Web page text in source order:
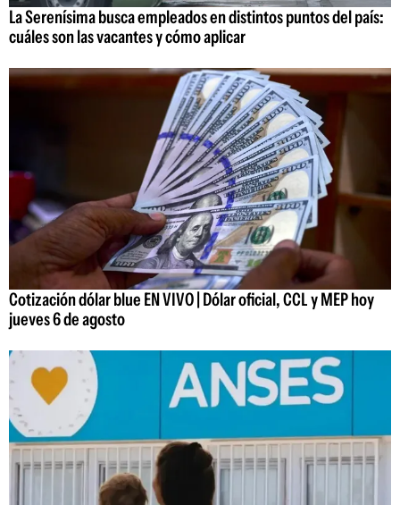
La Serenísima busca empleados en distintos puntos del país:
cuáles son las vacantes y cómo aplicar
Cotización dólar blue EN VIVO | Dólar oficial, CCL y MEP hoy
jueves 6 de agosto